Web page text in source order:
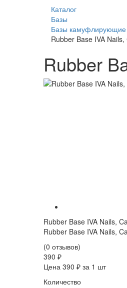
Каталог
Базы
Базы камуфлирующие
Rubber Base IVA
Rubber
Rubber Base IVA Nails,
Rubber Base IVA Nails,
(0 отзывов)
390 ₽
Цена 390 ₽ за 1 шт
Количество